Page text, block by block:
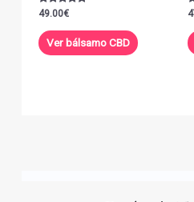
Valorado con
de 5
49.00€
Ver bálsamo CBD